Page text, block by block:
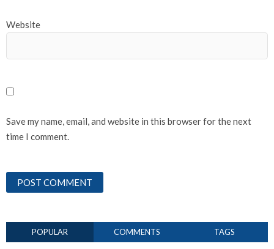
Website
Save my name, email, and website in this browser for the next
time I comment.
POPULAR COMMENTS TAGS